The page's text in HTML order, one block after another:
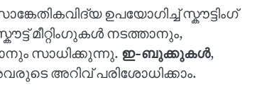
ഉപയോഗിച്ച് സ്കൗട്ടിംഗ്
മീറ്റിംഗുകൾ നടത്താനും,
സാധിക്കുന്നു. ഇ-ബുക്കുകൾ,
അറിവ് പരിശോധിക്കാം.